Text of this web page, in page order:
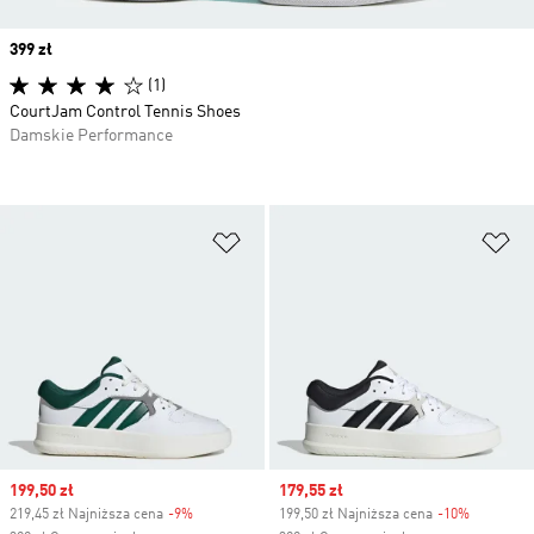
Sale price
199,50 zł
219,45 zł Najniższa cena -9%
Sale price
179,55 zł
199,50 zł Najniższa cena -10%
Price
399 zł
(1)
CourtJam Control Tennis Shoes
Damskie Performance